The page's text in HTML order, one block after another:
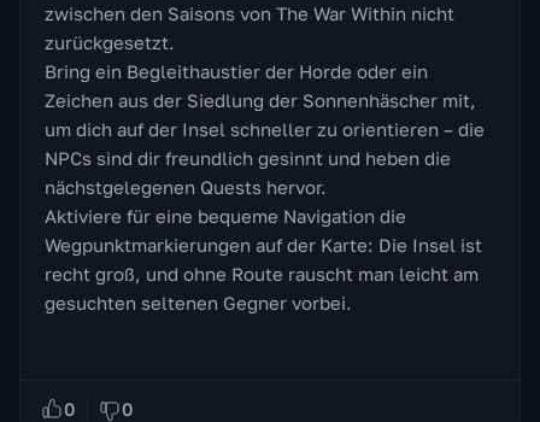
zwischen den Saisons von The War Within nicht
zurückgesetzt.
Bring ein Begleithaustier der Horde oder ein
Zeichen aus der Siedlung der Sonnenhäscher mit,
um dich auf der Insel schneller zu orientieren – die
NPCs sind dir freundlich gesinnt und heben die
nächstgelegenen Quests hervor.
Aktiviere für eine bequeme Navigation die
Wegpunktmarkierungen auf der Karte: Die Insel ist
recht groß, und ohne Route rauscht man leicht am
gesuchten seltenen Gegner vorbei.
0 0